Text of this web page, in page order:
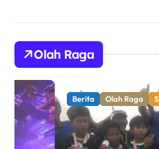
Olah Raga
Berita Olah Raga Sorot